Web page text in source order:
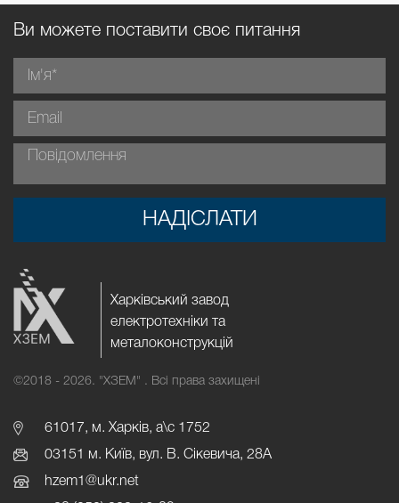
Харківський завод
електротехніки та
металоконструкцій
©2018 - 2026. "ХЗЕМ" . Всі права захищені
61017, м. Харків, а\с 1752
03151 м. Київ, вул. В. Сікевича, 28А
hzem1@ukr.net
Ви можете поставити своє питання
НАДІСЛАТИ